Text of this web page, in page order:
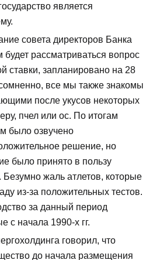
является
совета директоров Банка
будет рассматриваться вопрос
ставки, запланировано на 28
все мы также знакомы
после укусов некоторых
пчел или ос. По итогам
было озвучено
решение, но
было принято в пользу
Безумно жаль атлетов, которые
из-за положительных тестов.
за данный период
с начала 1990-х гг.
говорил, что
до начала размещения